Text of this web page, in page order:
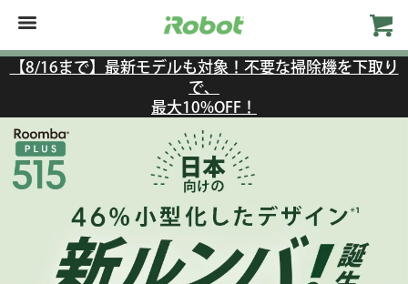
【8/16まで】最新モデルも対象！不要な掃除機を下取り
で、
最大10%OFF！